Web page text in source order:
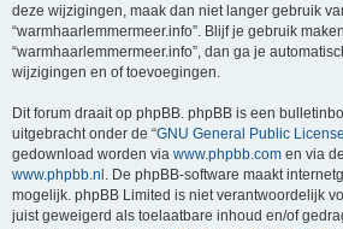
deze wijzigingen, maak dan niet langer gebruik
“warmhaarlemmermeer.info”. Blijf je gebruik
“warmhaarlemmermeer.info”, dan ga je
wijzigingen en of toevoegingen.
Dit forum draait op phpBB. phpBB is een
uitgebracht onder de “GNU General Public
gedownload worden via www.phpbb.com en via
www.phpbb.nl . De phpBB-software maakt
mogelijk. phpBB Limited is niet verantwoordelijk
juist geweigerd als toelaatbare inhoud en/of